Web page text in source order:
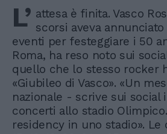
L’ attesa è finita. Vasco
scorsi aveva
eventi per festeggiare i 50
Roma, ha reso noto sui
quello che lo stesso rocker
«Giubileo di Vasco». «Un
nazionale - scrive sui social
concerti allo stadio
residency in uno stadio». Le